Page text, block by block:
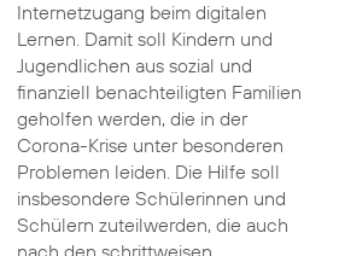
Internetzugang beim digitalen
Lernen. Damit soll Kindern und
Jugendlichen aus sozial und
finanziell benachteiligten Familien
geholfen werden, die in der
Corona-Krise unter besonderen
Problemen leiden. Die Hilfe soll
insbesondere Schülerinnen und
Schülern zuteilwerden, die auch
nach den schrittweisen